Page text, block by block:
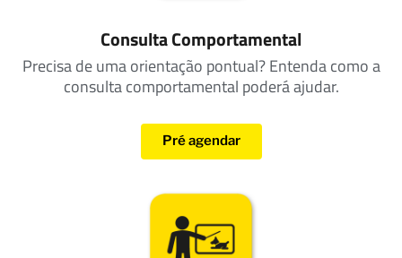
Consulta Comportamental
Precisa de uma orientação pontual? Entenda como a
consulta comportamental poderá ajudar.
Pré agendar